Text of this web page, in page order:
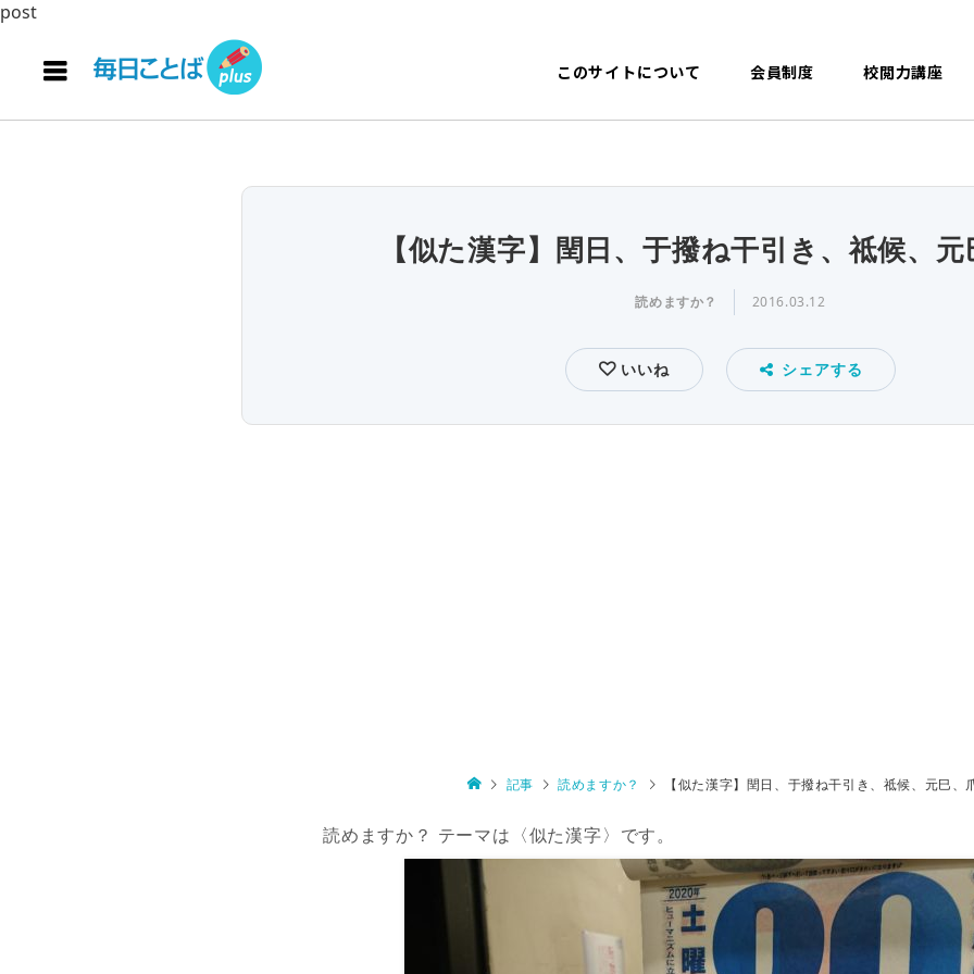
post
このサイトについて 会員制度 校閲力講座
【似た漢字】閏日、于撥ね干引き、祗候、
読めますか？ 2016.03.12
いいね シェアする
記事 読めますか？ 【似た漢字】閏日、于撥ね干引き、祗候、元巳、
読めますか？ テーマは〈似た漢字〉です。